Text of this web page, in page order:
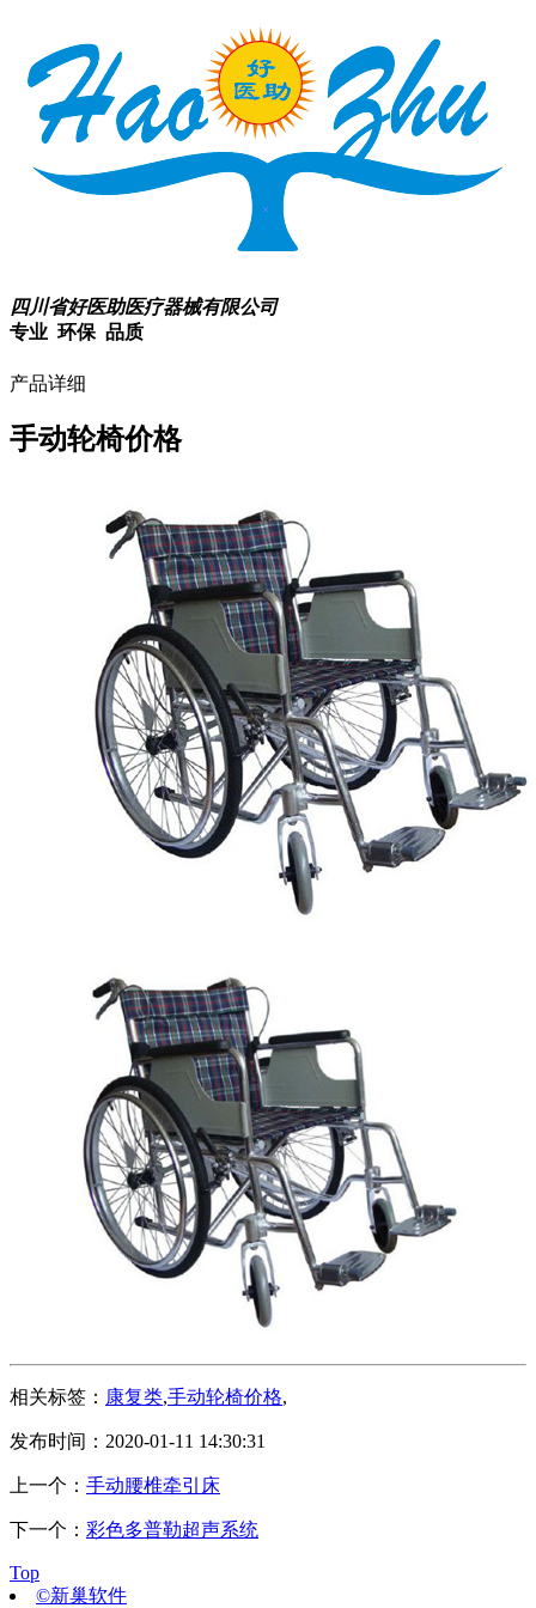
四川省好医助医疗器械有限公司
专业 环保 品质
产品详细
手动轮椅价格
相关标签： 康复类,手动轮椅价格,
发布时间：2020-01-11 14:30:31
上一个： 手动腰椎牵引床
下一个： 彩色多普勒超声系统
Top
©新巢软件